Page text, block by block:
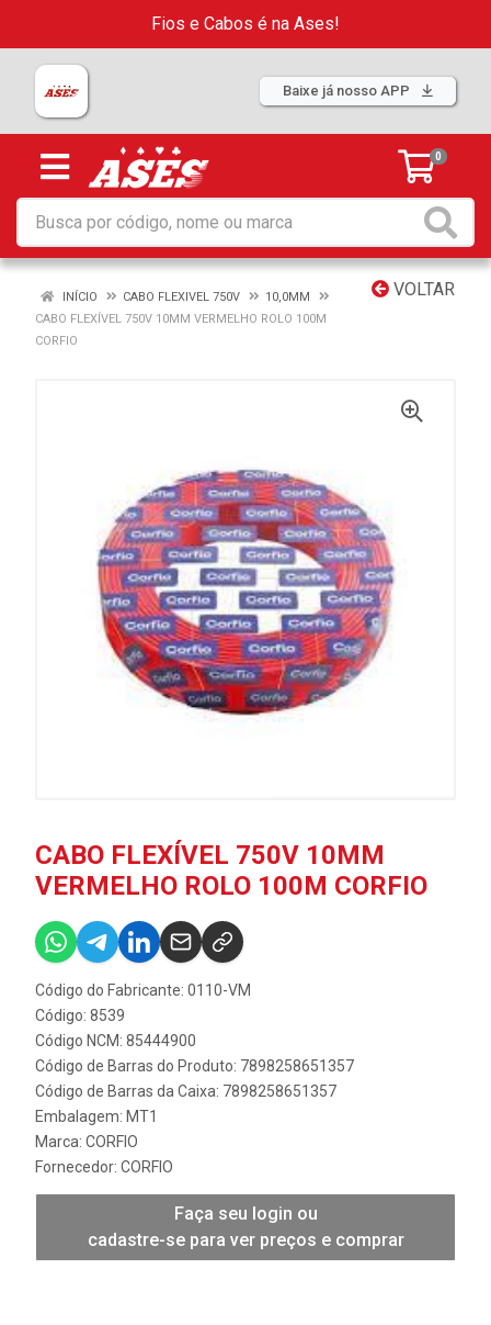
Fios e Cabos é na Ases!
Baixe já nosso APP
0
VOLTAR
INÍCIO CABO FLEXIVEL 750V
10,0MM
CABO FLEXÍVEL 750V 10MM VERMELHO ROLO 100M
CORFIO
CABO FLEXÍVEL 750V 10MM
VERMELHO ROLO 100M CORFIO
Código do Fabricante: 0110-VM
Código: 8539
Código NCM: 85444900
Código de Barras do Produto: 7898258651357
Código de Barras da Caixa: 7898258651357
Embalagem: MT1
Marca: CORFIO
Fornecedor: CORFIO
Faça seu login ou
cadastre-se para ver preços e comprar